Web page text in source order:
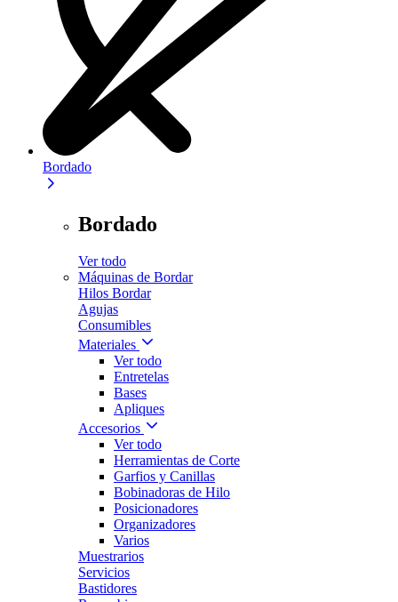
Bordado
Bordado
Ver todo
Máquinas de Bordar
Hilos Bordar
Agujas
Consumibles
Materiales
Ver todo
Entretelas
Bases
Apliques
Accesorios
Ver todo
Herramientas de Corte
Garfios y Canillas
Bobinadoras de Hilo
Posicionadores
Organizadores
Varios
Muestrarios
Servicios
Bastidores